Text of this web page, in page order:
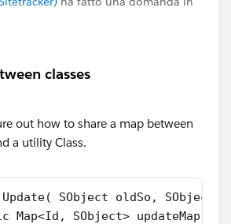
classes
out how to share a map between
a utility Class.
SObject oldSo, SObject
SObject> updateMap =